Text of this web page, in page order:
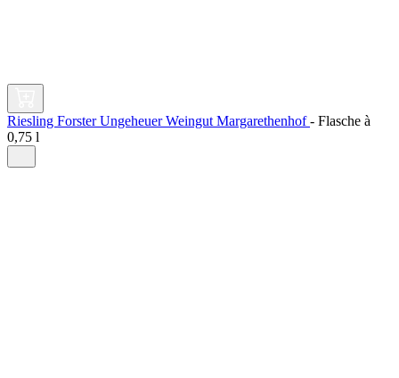
Riesling Forster Ungeheuer Weingut Margarethenhof- Flasche à
0,75 l